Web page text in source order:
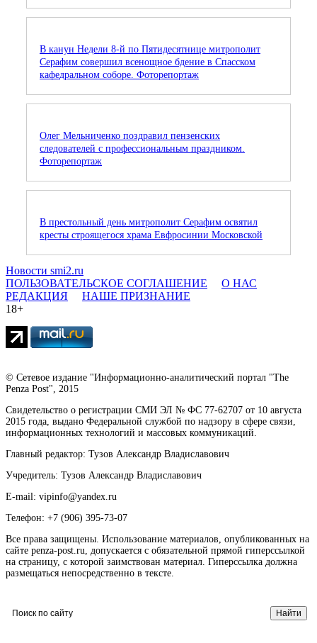
В канун Недели 8-й по Пятидесятнице митрополит
Серафим совершил всенощное бдение в Спасском
кафедральном соборе. Фоторепортаж
Олег Мельниченко поздравил пензенских
следователей с профессиональным праздником.
Фоторепортаж
В престольный день митрополит Серафим освятил
кресты строящегося храма Евфросинии Московской
Новости smi2.ru
ПОЛЬЗОВАТЕЛЬСКОЕ СОГЛАШЕНИЕ
О НАС
РЕДАКЦИЯ
НАШЕ ПРИЗНАНИЕ
18+
© Сетевое издание "Информационно-аналитический портал "The
Penza Post", 2015
Свидетельство о регистрации СМИ ЭЛ № ФС 77-62707 от 10 августа
2015 года, выдано Федеральной службой по надзору в сфере связи,
информационных технологий и массовых коммуникаций.
Главный редактор: Тузов Александр Владиславович
Учредитель: Тузов Александр Владиславович
E-mail: vipinfo@yandex.ru
Телефон: +7 (906) 395-73-07
Все права защищены. Использование материалов, опубликованных на
сайте penza-post.ru, допускается с обязательной прямой гиперссылкой
на страницу, с которой заимствован материал. Гиперссылка должна
размещаться непосредственно в тексте.